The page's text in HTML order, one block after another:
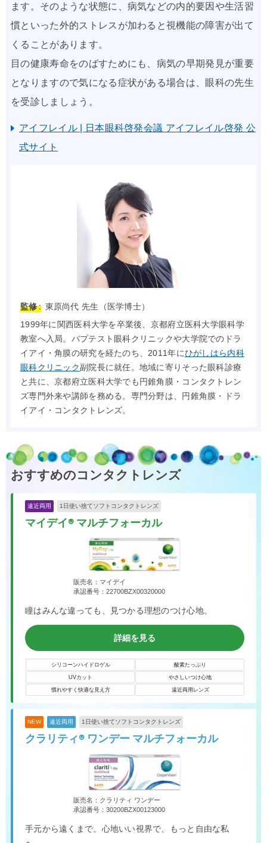
ます。そのような状態に、病気などの内的要因や生活習
慣といった外的ストレスが加わると視機能の障害が出て
くることがあります。
目の健康寿命をのばすためにも、病気の早期発見が重要
となりますので気になる症状がある場合は、眼科の先生
を受診しましょう。
アイフレイル | 日本眼科啓発会議 アイフレイル啓発 公
式サイト
監修 : 東原尚代 先生（医学博士）
1999年に関西医科大学を卒業後、京都府立医科大学眼科学
教室へ入局。バプテスト眼科クリニックや大学院でのドラ
イアイ・角膜の研究を経たのち、2011年にひがしはら内科
眼科クリニック副院長に就任。地域に寄りそった眼科診療
と共に、京都府立医科大学でも円錐角膜・コンタクトレン
ズ専門外来や講師を務める。専門分野は、円錐角膜・ドラ
イアイ・コンタクトレンズ。
おすすめのコンタクトレンズ
遠近両用 1日使い捨てソフトコンタクトレンズ
マイデイ® マルチフォーカル
販売名：マイデイ
承認番号：22700BZX00320000
瞳はみんな違っても、見つかる理想のつけ心地。
詳細を見る
シリコーンハイドロゲル 酸素たっぷり
UVカット やさしいつけ心地
慣れやすく快適な見え方 遠近両用レンズ
NEW 遠近両用 1日使い捨てソフトコンタクトレンズ
クラリティ® ワンデー マルチフォーカル
販売名：クラリティ ワンデー
承認番号：30200BZX00123000
手元から遠くまで。心地いい視界で、もっと自由な私